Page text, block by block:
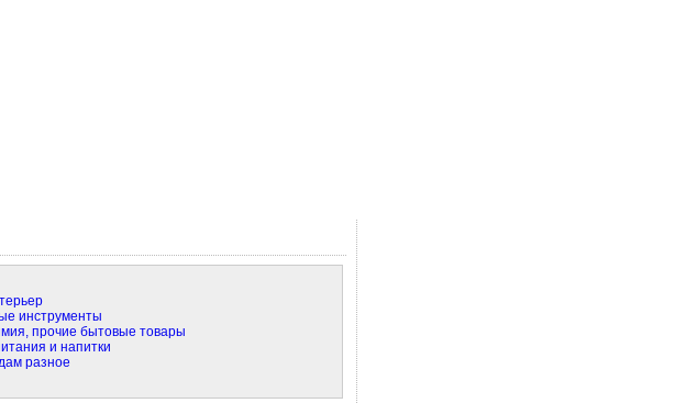
инструменты
прочие бытовые товары
и напитки
разное